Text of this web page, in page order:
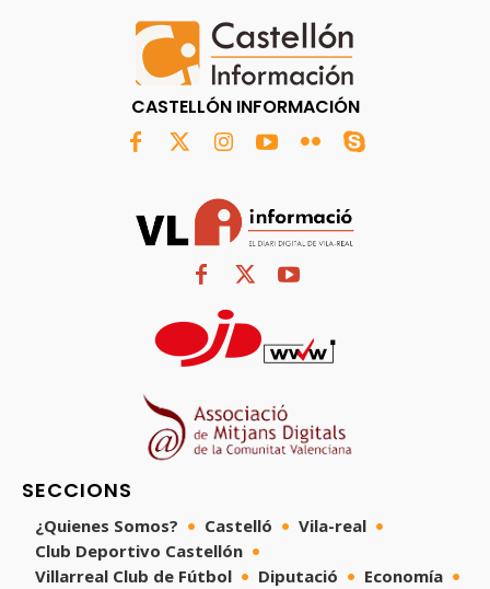
CASTELLÓN INFORMACIÓN
SECCIONS
¿Quienes Somos? Castelló
Vila-real
Club Deportivo Castellón
Villarreal Club de Fútbol
Diputació
Economía